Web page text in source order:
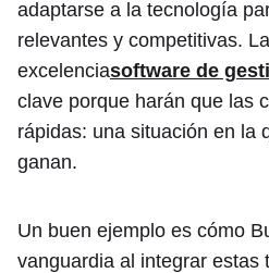
adaptarse a la tecnología
relevantes y competitivas.
excelenciasoftware de
clave porque harán que las
rápidas: una situación en la
ganan.
Un buen ejemplo es cómo
vanguardia al integrar estas